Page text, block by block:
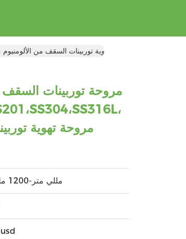
مروحة توربينات السقف من الفولاذ المقاوم للصدأ (75mm-1600mm) SS201،SS304،SS316L، مروحة تهوية توربينات السقف من الألومنيوم
مروحة توربينات السقف
مروحة تهوية
120 مللي متر-1200 مللي متر